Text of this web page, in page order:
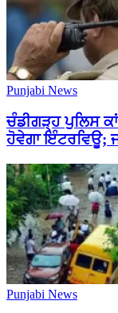
Punjabi News
ਚੰਡੀਗੜ੍ਹ ਪੁਲਿਸ
ਹੋਵੇਗਾ ਇੰਟਰਵਿਊ;
Punjabi News